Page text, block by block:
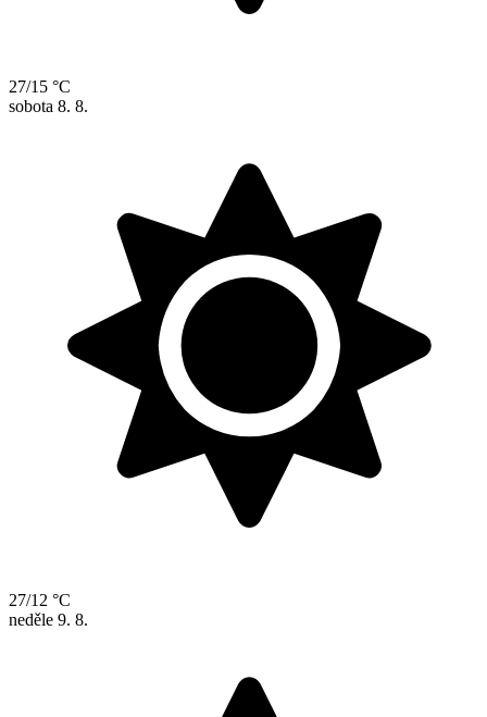
27/15 °C
sobota 8. 8.
27/12 °C
neděle 9. 8.